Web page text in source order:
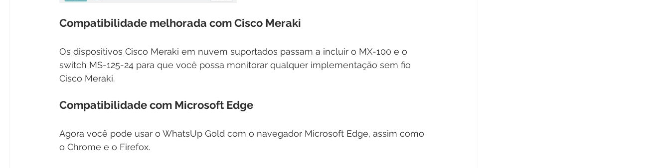
Compatibilidade melhorada com Cisco Meraki
Os dispositivos Cisco Meraki em nuvem suportados passam a incluir o MX-100 e o
switch MS-125-24 para que você possa monitorar qualquer implementação sem fio
Cisco Meraki.
Compatibilidade com Microsoft Edge
Agora você pode usar o WhatsUp Gold com o navegador Microsoft Edge, assim como
o Chrome e o Firefox.